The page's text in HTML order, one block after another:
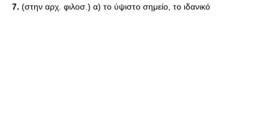
7. (στην αρχ. φιλοσ.) α) το ύψιστο σημείο, το ιδανικό